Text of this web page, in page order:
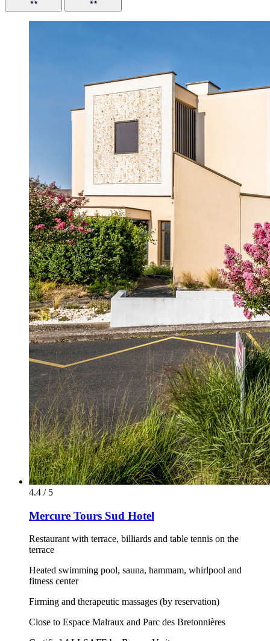
4.4 / 5
Mercure Tours Sud Hotel
Restaurant with terrace, billiards and table tennis on the
terrace
Heated swimming pool, sauna, hammam, whirlpool and
fitness center
Firming and therapeutic massages (by reservation)
Close to Espace Malraux and Parc des Bretonnières